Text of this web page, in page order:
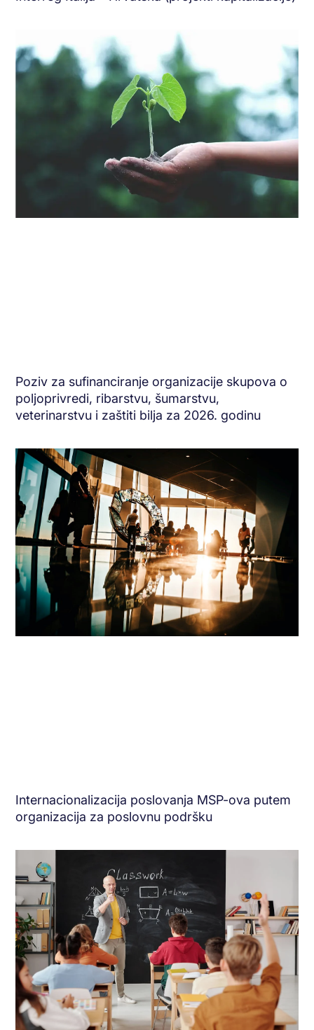
Poziv za sufinanciranje organizacije skupova o
poljoprivredi, ribarstvu, šumarstvu,
veterinarstvu i zaštiti bilja za 2026. godinu
Internacionalizacija poslovanja MSP-ova putem
organizacija za poslovnu podršku